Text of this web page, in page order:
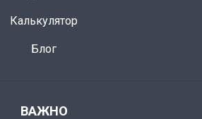
Калькулятор
Блог
ВАЖНО